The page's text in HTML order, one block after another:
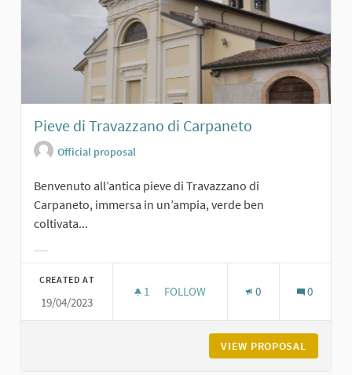
Pieve di Travazzano di Carpaneto
Official proposal
Benvenuto all’antica pieve di Travazzano di
Carpaneto, immersa in un’ampia, verde ben
coltivata...
CREATED AT
19/04/2023
1 1 FOLLOWER
FOLLOW 0 0
VIEW PROPOSAL